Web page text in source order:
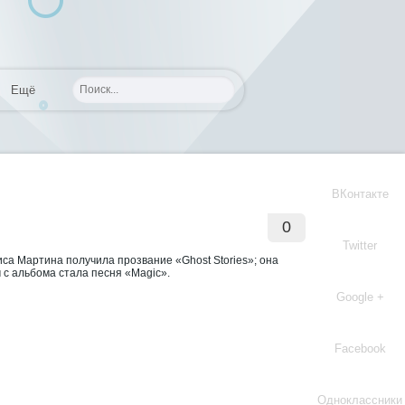
Ещё
ВКонтакте
Twitter
Google +
Facebook
Одноклассники
0
Мартина получила прозвание «Ghost Stories»; она
альбома стала песня «Magic».